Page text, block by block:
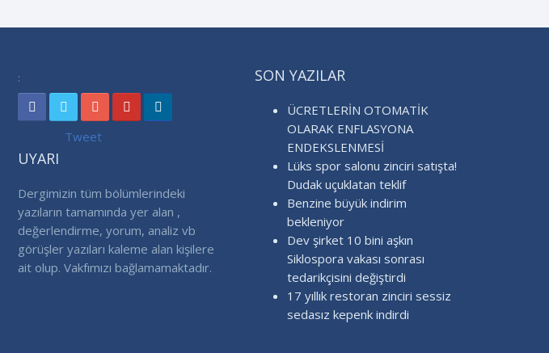
:
Tweet
UYARI
Dergimizin tüm bölümlerindeki
yazıların tamamında yer alan ,
değerlendirme, yorum, analiz vb
görüşler yazıları kaleme alan kişilere
ait olup. Vakfımızı bağlamamaktadır.
SON YAZILAR
ÜCRETLERİN OTOMATİK
OLARAK ENFLASYONA
ENDEKSLENMESİ
Lüks spor salonu zinciri satışta!
Dudak uçuklatan teklif
Benzine büyük indirim
bekleniyor
Dev şirket 10 bini aşkın
Siklospora vakası sonrası
tedarikçisini değiştirdi
17 yıllık restoran zinciri sessiz
sedasız kepenk indirdi